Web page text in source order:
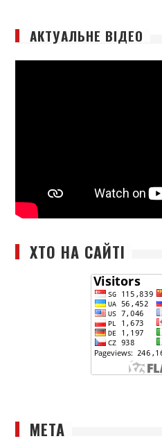
АКТУАЛЬНЕ ВІДЕО
ХТО НА САЙТІ
МЕТА